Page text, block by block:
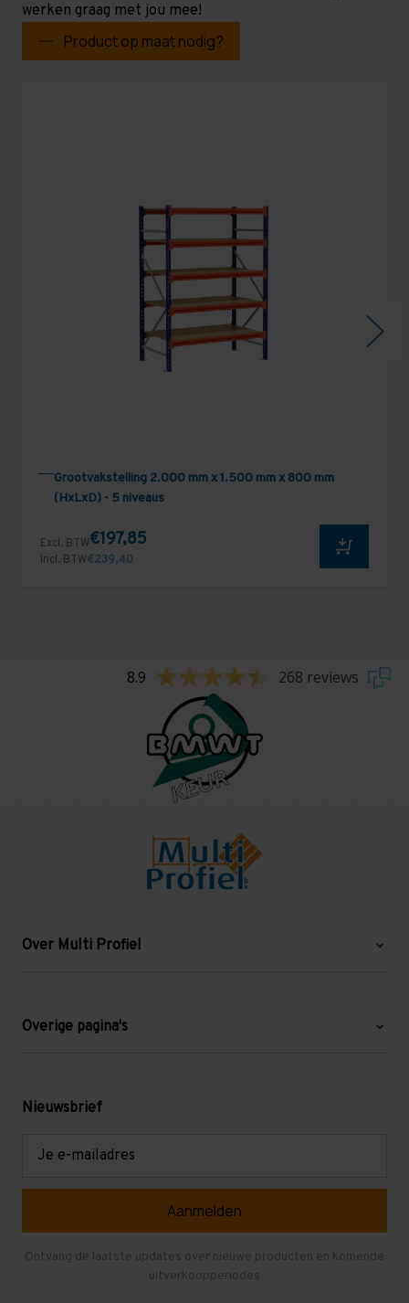
werken graag met jou mee!
Product op maat nodig?
Grootvakstelling 2.000 mm x 1.500 mm x 800 mm
(HxLxD) - 5 niveaus
Excl. BTW€197,85
Incl. BTW€239,40
8.9 268 reviews
Over Multi Profiel
Blog
Levering en afhalen
Overige pagina's
Mezzanine
Gebruikte entresolvloeren
Nieuwsbrief
Ontvang de laatste updates over nieuwe producten en komende
uitverkoopperiodes